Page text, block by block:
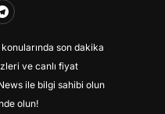
son dakika
ve canlı fiyat
ile bilgi sahibi olun
olun!